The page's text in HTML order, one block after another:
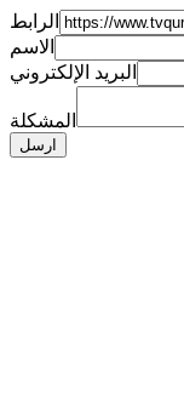
الرابط
الاسم
البريد الإلكتروني
المشكلة
ارسل